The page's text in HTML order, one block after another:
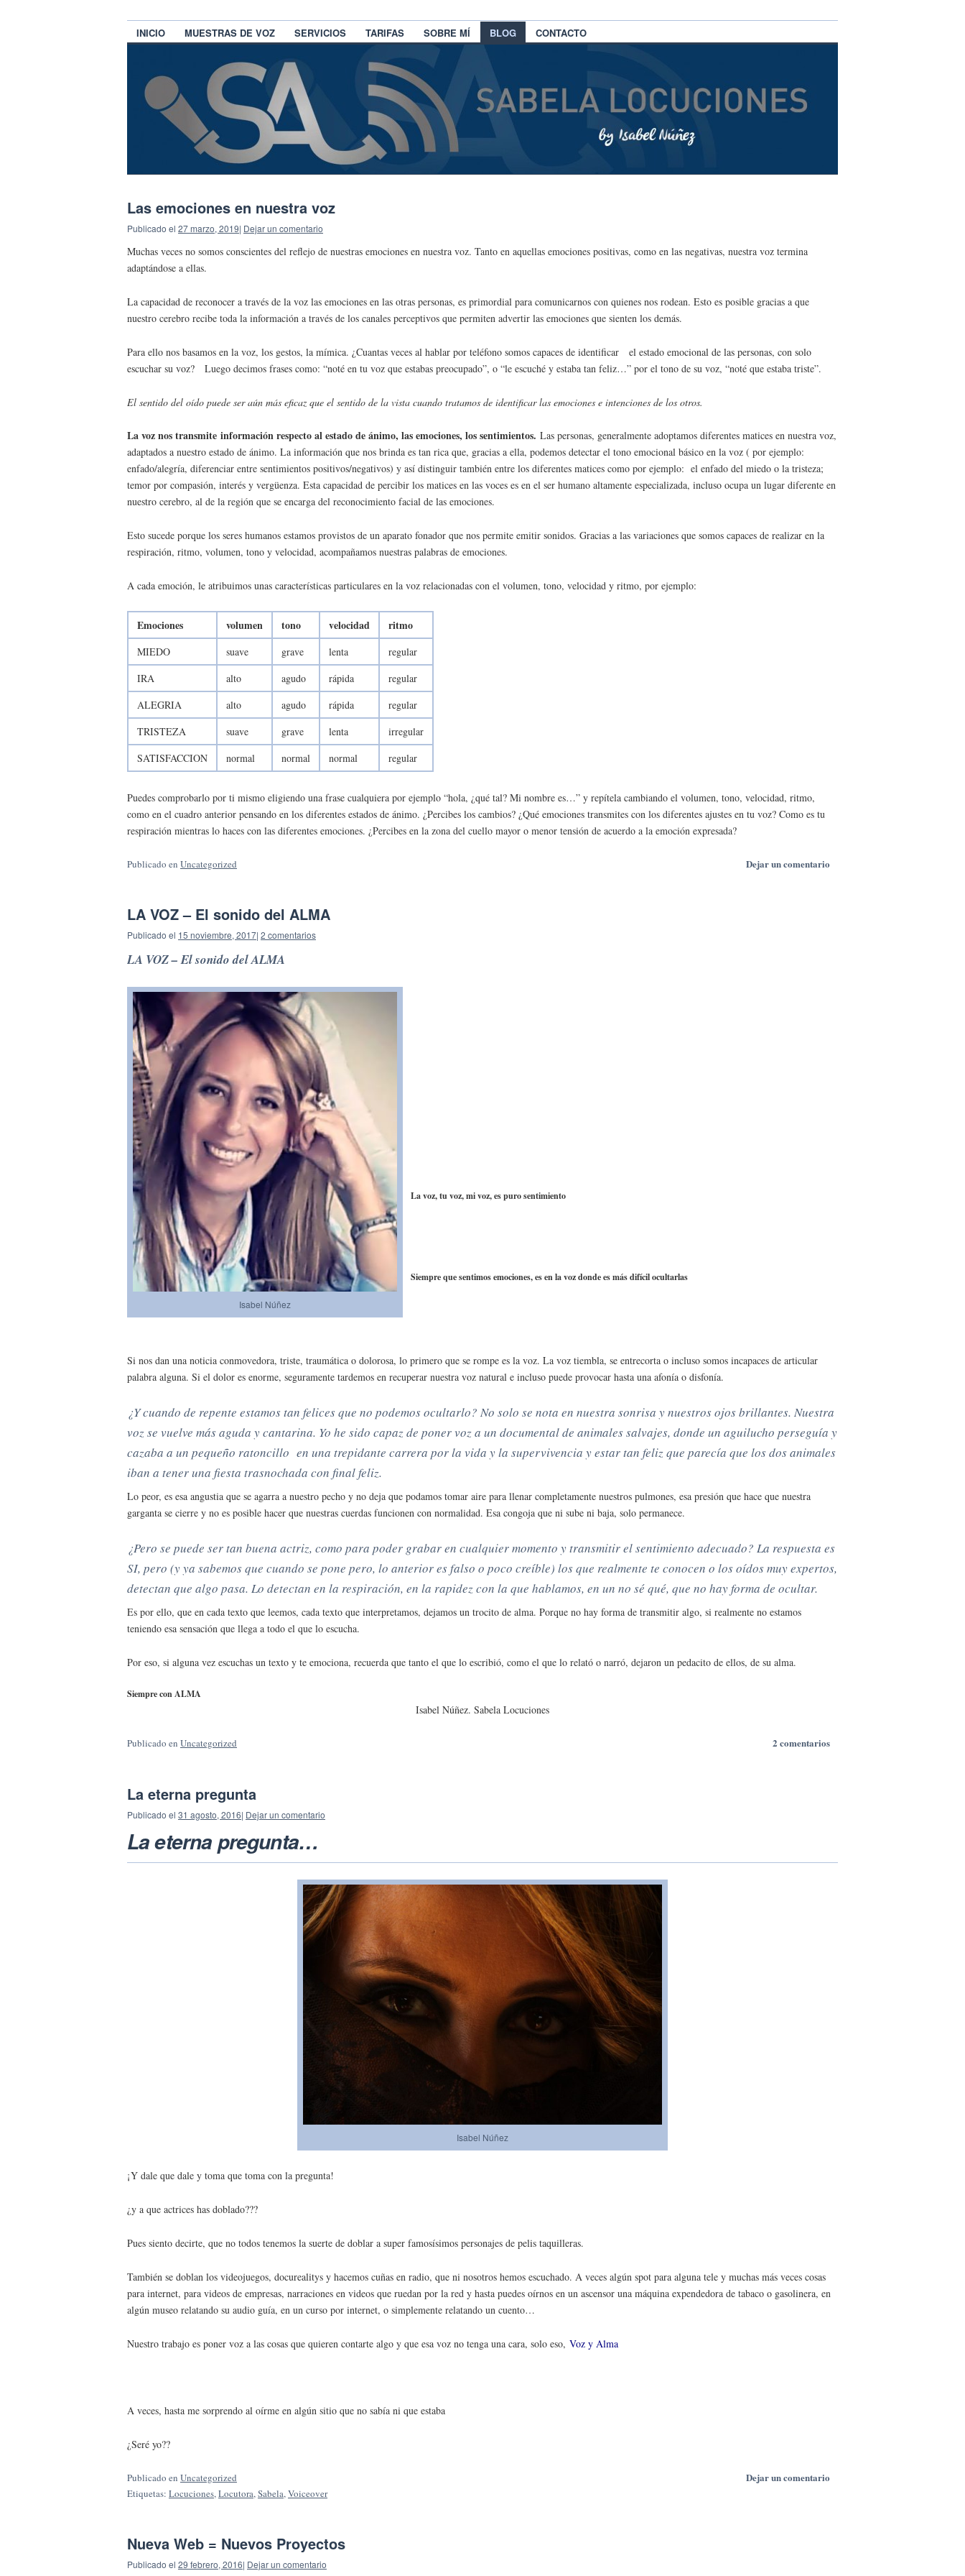
INICIO MUESTRAS DE VOZ SERVICIOS TARIFAS SOBRE MÍ BLOG CONTACTO
Las emociones en nuestra voz
Publicado el 27 marzo, 2019| Dejar un comentario
Muchas veces no somos conscientes del reflejo de nuestras emociones en nuestra voz. Tanto en aquellas emociones positivas, como en las negativas, nuestra voz termina
adaptándose a ellas.
La capacidad de reconocer a través de la voz las emociones en las otras personas, es primordial para comunicarnos con quienes nos rodean. Esto es posible gracias a que
nuestro cerebro recibe toda la información a través de los canales perceptivos que permiten advertir las emociones que sienten los demás.
Para ello nos basamos en la voz, los gestos, la mímica. ¿Cuantas veces al hablar por teléfono somos capaces de identificar el estado emocional de las personas, con solo
escuchar su voz? Luego decimos frases como: “noté en tu voz que estabas preocupado”, o “le escuché y estaba tan feliz…” por el tono de su voz, “noté que estaba triste”.
El sentido del oído puede ser aún más eficaz que el sentido de la vista cuando tratamos de identificar las emociones e intenciones de los otros.
La voz nos transmite información respecto al estado de ánimo, las emociones, los sentimientos. Las personas, generalmente adoptamos diferentes matices en nuestra voz,
adaptados a nuestro estado de ánimo. La información que nos brinda es tan rica que, gracias a ella, podemos detectar el tono emocional básico en la voz ( por ejemplo:
enfado/alegría, diferenciar entre sentimientos positivos/negativos) y así distinguir también entre los diferentes matices como por ejemplo: el enfado del miedo o la tristeza;
temor por compasión, interés y vergüenza. Esta capacidad de percibir los matices en las voces es en el ser humano altamente especializada, incluso ocupa un lugar diferente en
nuestro cerebro, al de la región que se encarga del reconocimiento facial de las emociones.
Esto sucede porque los seres humanos estamos provistos de un aparato fonador que nos permite emitir sonidos. Gracias a las variaciones que somos capaces de realizar en la
respiración, ritmo, volumen, tono y velocidad, acompañamos nuestras palabras de emociones.
A cada emoción, le atribuimos unas características particulares en la voz relacionadas con el volumen, tono, velocidad y ritmo, por ejemplo:
Emociones volumen tono velocidad ritmo
MIEDO suave grave lenta
regular
IRA
alto agudo rápida
regular
ALEGRIA
alto agudo rápida
regular
TRISTEZA
suave grave lenta
irregular
SATISFACCION
normal normal normal regular
Puedes comprobarlo por ti mismo eligiendo una frase cualquiera por ejemplo “hola, ¿qué tal? Mi nombre es…” y repítela cambiando el volumen, tono, velocidad, ritmo,
como en el cuadro anterior pensando en los diferentes estados de ánimo. ¿Percibes los cambios? ¿Qué emociones transmites con los diferentes ajustes en tu voz? Como es tu
respiración mientras lo haces con las diferentes emociones. ¿Percibes en la zona del cuello mayor o menor tensión de acuerdo a la emoción expresada?
Dejar un comentario
Publicado en Uncategorized
LA VOZ – El sonido del ALMA
Publicado el 15 noviembre, 2017| 2 comentarios
LA VOZ – El sonido del ALMA
Isabel Núñez
La voz, tu voz, mi voz, es puro sentimiento
Siempre que sentimos emociones, es en la voz donde es más difícil ocultarlas
Si nos dan una noticia conmovedora, triste, traumática o dolorosa, lo primero que se rompe es la voz. La voz tiembla, se entrecorta o incluso somos incapaces de articular
palabra alguna. Si el dolor es enorme, seguramente tardemos en recuperar nuestra voz natural e incluso puede provocar hasta una afonía o disfonía.
¿Y cuando de repente estamos tan felices que no podemos ocultarlo? No solo se nota en nuestra sonrisa y nuestros ojos brillantes. Nuestra
voz se vuelve más aguda y cantarina. Yo he sido capaz de poner voz a un documental de animales salvajes, donde un aguilucho perseguía y
cazaba a un pequeño ratoncillo en una trepidante carrera por la vida y la supervivencia y estar tan feliz que parecía que los dos animales
iban a tener una fiesta trasnochada con final feliz.
Lo peor, es esa angustia que se agarra a nuestro pecho y no deja que podamos tomar aire para llenar completamente nuestros pulmones, esa presión que hace que nuestra
garganta se cierre y no es posible hacer que nuestras cuerdas funcionen con normalidad. Esa congoja que ni sube ni baja, solo permanece.
¿Pero se puede ser tan buena actriz, como para poder grabar en cualquier momento y transmitir el sentimiento adecuado? La respuesta es
SI, pero (y ya sabemos que cuando se pone pero, lo anterior es falso o poco creíble) los que realmente te conocen o los oídos muy expertos,
detectan que algo pasa. Lo detectan en la respiración, en la rapidez con la que hablamos, en un no sé qué, que no hay forma de ocultar.
Es por ello, que en cada texto que leemos, cada texto que interpretamos, dejamos un trocito de alma. Porque no hay forma de transmitir algo, si realmente no estamos
teniendo esa sensación que llega a todo el que lo escucha.
Por eso, si alguna vez escuchas un texto y te emociona, recuerda que tanto el que lo escribió, como el que lo relató o narró, dejaron un pedacito de ellos, de su alma.
Siempre con ALMA
Isabel Núñez. Sabela Locuciones
2 comentarios
Publicado en Uncategorized
La eterna pregunta
Publicado el 31 agosto, 2016| Dejar un comentario
La eterna pregunta…
Isabel Núñez
¡Y dale que dale y toma que toma con la pregunta!
¿y a que actrices has doblado???
Pues siento decirte, que no todos tenemos la suerte de doblar a super famosísimos personajes de pelis taquilleras.
También se doblan los videojuegos, docurealitys y hacemos cuñas en radio, que ni nosotros hemos escuchado. A veces algún spot para alguna tele y muchas más veces cosas
para internet, para videos de empresas, narraciones en videos que ruedan por la red y hasta puedes oírnos en un ascensor una máquina expendedora de tabaco o gasolinera, en
algún museo relatando su audio guía, en un curso por internet, o simplemente relatando un cuento…
Nuestro trabajo es poner voz a las cosas que quieren contarte algo y que esa voz no tenga una cara, solo eso, Voz y Alma
A veces, hasta me sorprendo al oírme en algún sitio que no sabía ni que estaba
¿Seré yo??
Dejar un comentario
Publicado en Uncategorized
Etiquetas: Locuciones,Locutora,Sabela,Voiceover
Nueva Web = Nuevos Proyectos
Publicado el 29 febrero, 2016| Dejar un comentario